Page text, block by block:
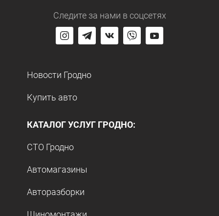
Следите за нами в соцсетях
Новости Гродно
Купить авто
КАТАЛОГ УСЛУГ ГРОДНО:
СТО Гродно
Автомагазины
Авторазборки